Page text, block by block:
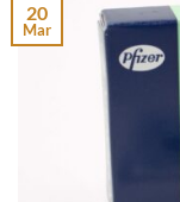
20
Mar